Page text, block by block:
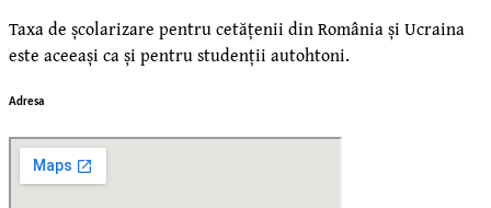
Taxa de școlarizare pentru cetățenii din România și Ucraina
este aceeași ca și pentru studenții autohtoni.
Adresa